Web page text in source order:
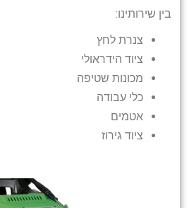
בין שירותינו:
צנרת לחץ
ציוד הידראולי
מכונות שטיפה
כלי עבודה
אטמים
ציוד גירוז